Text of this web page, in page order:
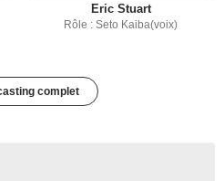
Eric Stuart
Rôle : Seto Kaiba(voix)
complet